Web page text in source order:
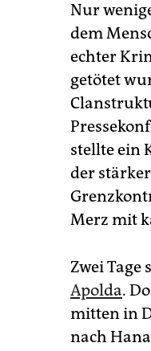
Nur
dem
echter
getötet
stellte ein
der
Merz mit
Zwei Tage
Apolda.
mitten in
nach